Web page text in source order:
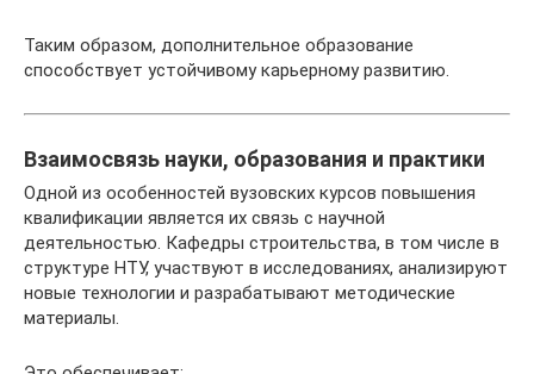
Таким образом, дополнительное образование
способствует устойчивому карьерному развитию.
Взаимосвязь науки, образования и практики
Одной из особенностей вузовских курсов повышения
квалификации является их связь с научной
деятельностью. Кафедры строительства, в том числе в
структуре НТУ, участвуют в исследованиях, анализируют
новые технологии и разрабатывают методические
материалы.